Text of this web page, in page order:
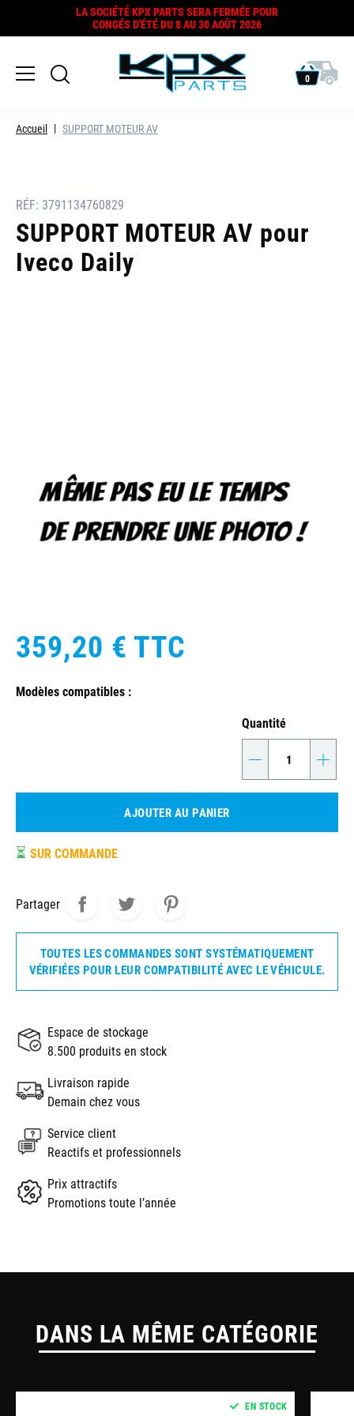
LA SOCIÉTÉ KPX PARTS SERA FERMÉE POUR
CONGÉS D'ÉTÉ DU 8 AU 30 AOÛT 2026
0
Accueil SUPPORT MOTEUR AV
RÉF: 3791134760829
SUPPORT MOTEUR AV pour
Iveco Daily
359,20 € TTC
Modèles compatibles :
Quantité
- +
AJOUTER AU PANIER
⏳ SUR COMMANDE
Partager
TOUTES LES COMMANDES SONT SYSTÉMATIQUEMENT
VÉRIFIÉES POUR LEUR COMPATIBILITÉ AVEC LE VÉHICULE.
Espace de stockage
8.500 produits en stock
Livraison rapide
Demain chez vous
Service client
Reactifs et professionnels
Prix attractifs
Promotions toute l’année
DANS LA MÊME CATÉGORIE
EN STOCK